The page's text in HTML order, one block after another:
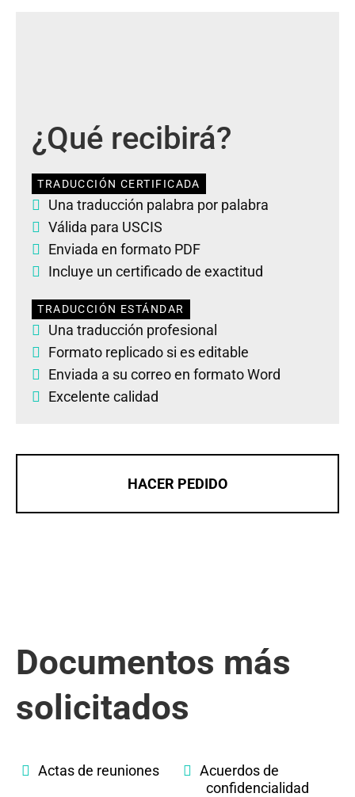
¿Qué recibirá?
TRADUCCIÓN CERTIFICADA
Una traducción palabra por palabra
Válida para USCIS
Enviada en formato PDF
Incluye un certificado de exactitud
TRADUCCIÓN ESTÁNDAR
Una traducción profesional
Formato replicado si es editable
Enviada a su correo en formato Word
Excelente calidad
HACER PEDIDO
Documentos más
solicitados
Actas de reuniones
Acuerdos de
confidencialidad